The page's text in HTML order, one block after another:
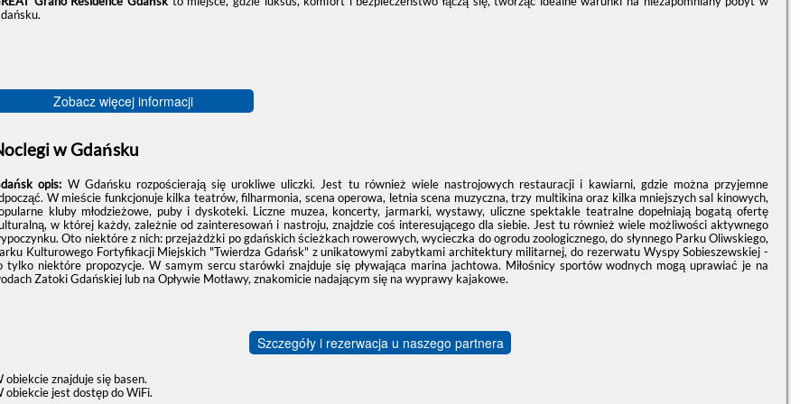
Zobacz więcej informacji
w Gdańsku
opis: W Gdańsku rozpościerają się urokliwe uliczki. Jest tu również wiele nastrojowych restauracji i kawiarni, gdzie można przyjemne
W mieście funkcjonuje kilka teatrów, filharmonia, scena operowa, letnia scena muzyczna, trzy multikina oraz kilka mniejszych sal kinowych,
kluby młodzieżowe, puby i dyskoteki. Liczne muzea, koncerty, jarmarki, wystawy, uliczne spektakle teatralne dopełniają bogatą ofertę
w której każdy, zależnie od zainteresowań i nastroju, znajdzie coś interesującego dla siebie. Jest tu również wiele możliwości aktywnego
Oto niektóre z nich: przejażdżki po gdańskich ścieżkach rowerowych, wycieczka do ogrodu zoologicznego, do słynnego Parku Oliwskiego,
Kulturowego Fortyfikacji Miejskich "Twierdza Gdańsk" z unikatowymi zabytkami architektury militarnej, do rezerwatu Wyspy Sobieszewskiej -
tylko niektóre propozycje. W samym sercu starówki znajduje się pływająca marina jachtowa. Miłośnicy sportów wodnych mogą uprawiać je na
Zatoki Gdańskiej lub na Opływie Motławy, znakomicie nadającym się na wyprawy kajakowe.
Szczegóły i rezerwacja u naszego partnera
obiekcie znajduje się basen.
obiekcie jest dostęp do WiFi.